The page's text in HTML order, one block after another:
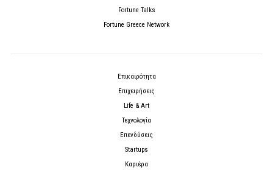
Fortune Talks
Fortune Greece Network
Επικαιρότητα
Επιχειρήσεις
Life & Art
Τεχνολογία
Επενδύσεις
Startups
Καριέρα